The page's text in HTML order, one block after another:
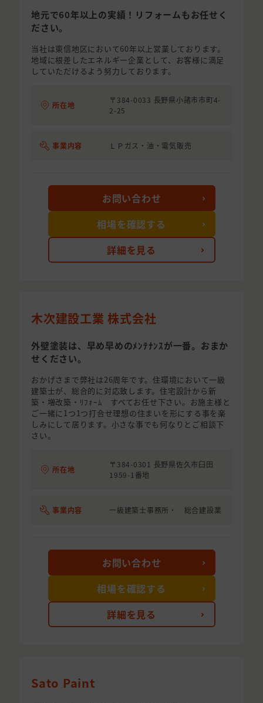
地元で60年以上の実績！リフォームもお任せく
ださい。
当社は東信地区において60年以上営業しております。
地域に根差したエネルギー企業として、お客様に満足
していただけるよう努力しております。
所在地
〒384-0033 長野県小諸市市町4-
2-25
事業内容 ＬＰガス・油・電気販売
詳細を見る
お問い合わせ
相場を確認する
木次建設工業 株式会社
外壁塗装は、早め早めのﾒﾝﾃﾅﾝｽが一番。おまか
せください。
おかげさまで弊社は26周年です。住環境において一級
建築士が、総合的に対応致します。住宅設計から新
築・増改築・ﾘﾌｫｰﾑ すべてお任せ下さい。お施主様と
ご一緒に1つ1つ打合せ理想の住まいを形にする事を楽
しみにして居ります。小さな事でも何なりとご相談下
さい。
所在地
〒384-0301 長野県佐久市臼田
1959-1番地
事業内容 一級建築士事務所・ 総合建設業
詳細を見る
お問い合わせ
相場を確認する
Sato Paint